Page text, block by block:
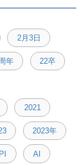
2月3日
年 22卒
2021
2023年
AI